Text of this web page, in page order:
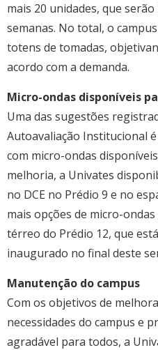
mais 20 unidades, que
semanas. No total, o
totens de tomadas,
acordo com a demanda.
Micro-ondas disponíveis
Uma das sugestões
Autoavaliação Institucional
com micro-ondas
melhoria, a Univates
no DCE no Prédio 9 e no
mais opções de micro-
térreo do Prédio 12, que
inaugurado no final deste
Manutenção do campus
Com os objetivos de
necessidades do campus e
agradável para todos, a